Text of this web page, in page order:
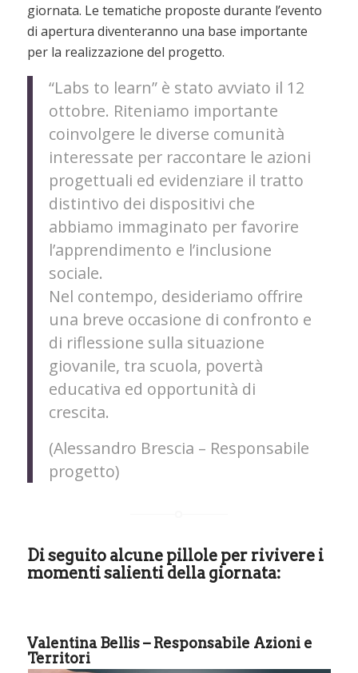
giornata. Le tematiche proposte durante l’evento
di apertura diventeranno una base importante
per la realizzazione del progetto.
“Labs to learn” è stato avviato il 12
ottobre. Riteniamo importante
coinvolgere le diverse comunità
interessate per raccontare le azioni
progettuali ed evidenziare il tratto
distintivo dei dispositivi che
abbiamo immaginato per favorire
l’apprendimento e l’inclusione
sociale.
Nel contempo, desideriamo offrire
una breve occasione di confronto e
di riflessione sulla situazione
giovanile, tra scuola, povertà
educativa ed opportunità di
crescita.
(Alessandro Brescia – Responsabile
progetto)
Di seguito alcune pillole per rivivere i
momenti salienti della giornata:
Valentina Bellis – Responsabile Azioni e
Territori